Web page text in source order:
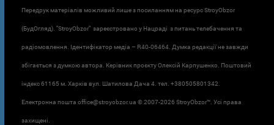
Передрук матеріалів можливий лише з посиланням на ресурс StroyObzor
(БудОгляд). "StroyObzor" зареєстровано у Нацраді з питань телебачення та
радіомовлення. Ідентифікатор медіа – R40-06464. Думка редакції не завжди
збігається з думкою автора. Керівник проєкту Олексій Карпушенко. Поштовий
індекс 61165 м. Харків вул. Шатилова Дача 4. тел. +380505801342.
Електронна пошта office@stroyobzor.ua © 2007-2026 StroyObzor™. Усі права
захищені.